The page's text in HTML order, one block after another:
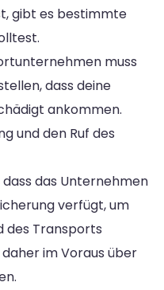
gibt es bestimmte
muss
dass deine
ankommen.
und den Ruf des
dass das Unternehmen
verfügt, um
des Transports
im Voraus über